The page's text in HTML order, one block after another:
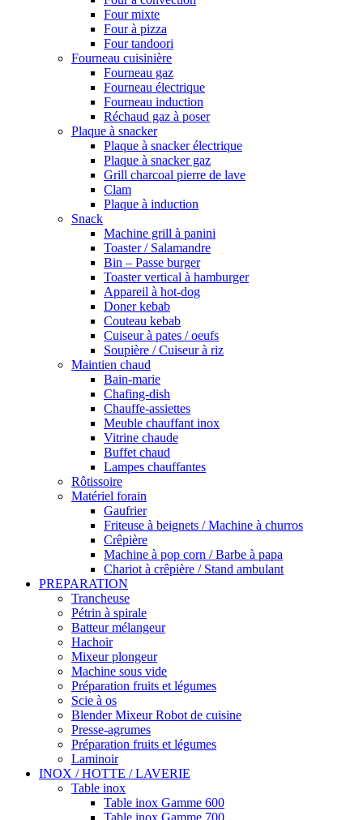
Four mixte
Four à pizza
Four tandoori
Fourneau cuisinière
Fourneau gaz
Fourneau électrique
Fourneau induction
Réchaud gaz à poser
Plaque à snacker
Plaque à snacker électrique
Plaque à snacker gaz
Grill charcoal pierre de lave
Clam
Plaque à induction
Snack
Machine grill à panini
Toaster / Salamandre
Bin – Passe burger
Toaster vertical à hamburger
Appareil à hot-dog
Doner kebab
Couteau kebab
Cuiseur à pates / oeufs
Soupière / Cuiseur à riz
Maintien chaud
Bain-marie
Chafing-dish
Chauffe-assiettes
Meuble chauffant inox
Vitrine chaude
Buffet chaud
Lampes chauffantes
Rôtissoire
Matériel forain
Gaufrier
Friteuse à beignets / Machine à churros
Crêpière
Machine à pop corn / Barbe à papa
Chariot à crêpière / Stand ambulant
PREPARATION
Trancheuse
Pétrin à spirale
Batteur mélangeur
Hachoir
Mixeur plongeur
Machine sous vide
Préparation fruits et légumes
Scie à os
Blender Mixeur Robot de cuisine
Presse-agrumes
Préparation fruits et légumes
Laminoir
INOX / HOTTE / LAVERIE
Table inox
Table inox Gamme 600